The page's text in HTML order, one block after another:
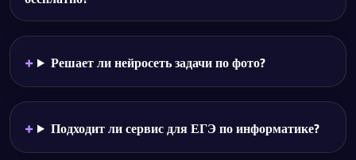
Решает ли нейросеть задачи по фото?
Подходит ли сервис для ЕГЭ по информатике?